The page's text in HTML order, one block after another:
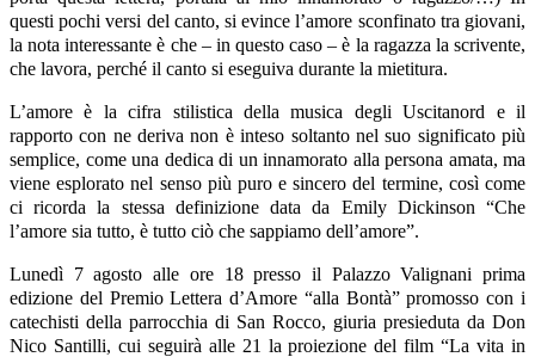
questi pochi versi del canto, si evince l’amore sconfinato tra giovani,
la nota interessante è che – in questo caso – è la ragazza la scrivente,
che lavora, perché il canto si eseguiva durante la mietitura.
L’amore è la cifra stilistica della musica degli Uscitanord e il
rapporto con ne deriva non è inteso soltanto nel suo significato più
semplice, come una dedica di un innamorato alla persona amata, ma
viene esplorato nel senso più puro e sincero del termine, così come
ci ricorda la stessa definizione data da Emily Dickinson “Che
l’amore sia tutto, è tutto ciò che sappiamo dell’amore”.
Lunedì 7 agosto alle ore 18 presso il Palazzo Valignani prima
edizione del Premio Lettera d’Amore “alla Bontà” promosso con i
catechisti della parrocchia di San Rocco, giuria presieduta da Don
Nico Santilli, cui seguirà alle 21 la proiezione del film “La vita in